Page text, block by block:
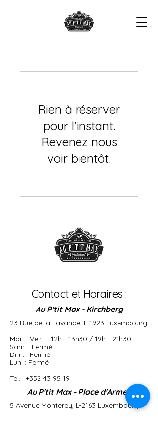
Rien à réserver
pour l'instant.
Revenez nous
voir bientôt.
Contact et Horaires :
Au P'tit Max - Kirchberg
23 Rue de la Lavande, L-1923 Luxembourg​
Mar. - Ven. : 12h - 13h30 / 19h - 21h30
Sam. : Fermé
Dim. : Fermé
Lun. : Fermé
Tel. : +352 43 95 19
Au P'tit Max - Place d'Armes
5 Avenue Monterey, L-2163 Luxembourg